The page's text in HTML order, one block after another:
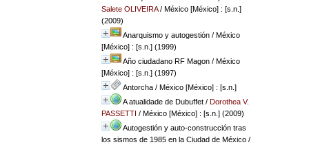
Salete OLIVEIRA/ México [México] : [s.n.]
(2009)
Anarquismo y autogestión/ México
[México] : [s.n.] (1999)
Año ciudadano RF Magon/ México
[México] : [s.n.] (1997)
Antorcha/ México [México] : [s.n.]
A atualidade de Dubuffet/ Dorothea V.
PASSETTI / México [México] : [s.n.] (2009)
Autogestión y auto-construcción tras
los sismos de 1985 en la Ciudad de México/